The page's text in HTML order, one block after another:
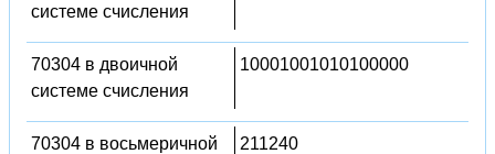
системе счисления
70304 в двоичной
системе счисления
10001001010100000
70304 в восьмеричной
211240